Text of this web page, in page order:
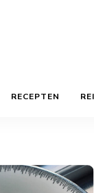
RECEPTEN